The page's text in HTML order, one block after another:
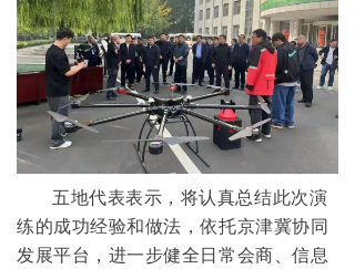
넸无线快网系列
넸 高清移动视频发射机系列
넸 高清移动视频接收机系列
行业应用
五地代表表示，将认真总结此次演
练的成功经验和做法，依托京津冀协同
发展平台，进一步健全日常会商、信息